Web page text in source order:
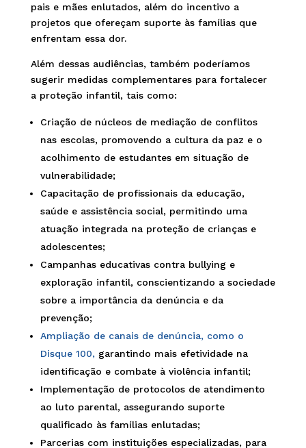
pais e mães enlutados, além do incentivo a
projetos que ofereçam suporte às famílias que
enfrentam essa dor.
Além dessas audiências, também poderíamos
sugerir medidas complementares para fortalecer
a proteção infantil, tais como:
Criação de núcleos de mediação de conflitos
nas escolas, promovendo a cultura da paz e o
acolhimento de estudantes em situação de
vulnerabilidade;
Capacitação de profissionais da educação,
saúde e assistência social, permitindo uma
atuação integrada na proteção de crianças e
adolescentes;
Campanhas educativas contra bullying e
exploração infantil, conscientizando a sociedade
sobre a importância da denúncia e da
prevenção;
Ampliação de canais de denúncia, como o
Disque 100, garantindo mais efetividade na
identificação e combate à violência infantil;
Implementação de protocolos de atendimento
ao luto parental, assegurando suporte
qualificado às famílias enlutadas;
Parcerias com instituições especializadas, para